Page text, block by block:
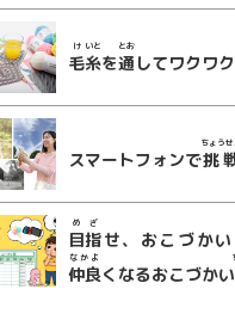
毛
け
糸
いと
を通
とお
してワクワ
スマートフォンで挑
ちょう
目指
めざ
せ、おこづか
仲良
なかよ
くなるおこづかい